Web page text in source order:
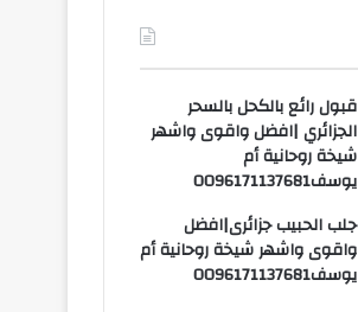
قبول رائع بالكحل بالسحر
الجزائري |افضل واقوى واشهر
شيخة روحانية أم
يوسف0096171137681
جلب الحبيب جزائرى|افضل
واقوى واشهر شيخة روحانية أم
يوسف0096171137681